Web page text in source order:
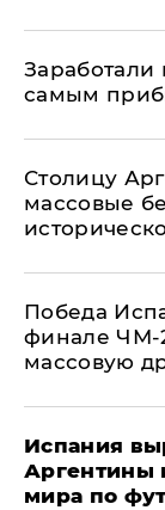
самым
Столицу
массовые
Победа
финале ЧМ-
массовую
Испания
Аргентины
мира по